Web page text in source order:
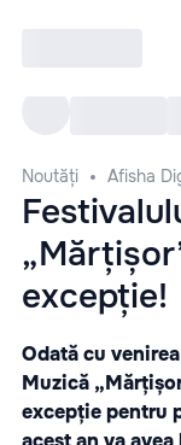
Noutăți Afisha
excepție!
Odată cu
Muzică
excepție pentru